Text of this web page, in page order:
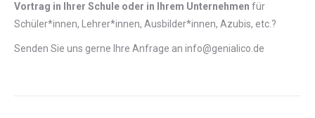
Vortrag in Ihrer Schule oder in Ihrem Unternehmen für
Schüler*innen, Lehrer*innen, Ausbilder*innen, Azubis, etc.?
Senden Sie uns gerne Ihre Anfrage an info@genialico.de